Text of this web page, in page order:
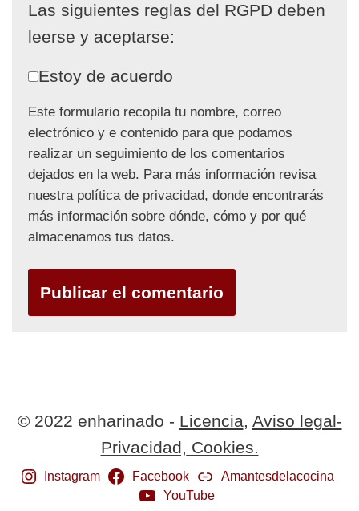
Las siguientes reglas del RGPD deben
leerse y aceptarse:
Estoy de acuerdo
Este formulario recopila tu nombre, correo
electrónico y e contenido para que podamos
realizar un seguimiento de los comentarios
dejados en la web. Para más información revisa
nuestra política de privacidad, donde encontrarás
más información sobre dónde, cómo y por qué
almacenamos tus datos.
© 2022 enharinado - Licencia, Aviso legal-
Privacidad, Cookies.
Instagram Facebook
Amantesdelacocina
YouTube